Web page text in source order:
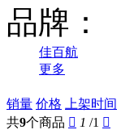
品牌：
佳百航
更多
销量 价格 上架时间
共9个商品  1 /1 